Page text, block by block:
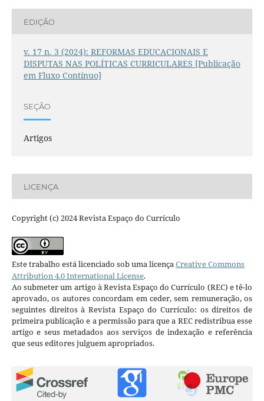
EDIÇÃO
v. 17 n. 3 (2024): REFORMAS EDUCACIONAIS E
DISPUTAS NAS POLÍTICAS CURRICULARES [Publicação
em Fluxo Contínuo]
SEÇÃO
Artigos
LICENÇA
Copyright (c) 2024 Revista Espaço do Currículo
Este trabalho está licenciado sob uma licençaCreative Commons
Attribution 4.0 International License.
Ao submeter um artigo à Revista Espaço do Currículo (REC) e tê-lo
aprovado, os autores concordam em ceder, sem remuneração, os
seguintes direitos à Revista Espaço do Currículo: os direitos de
primeira publicação e a permissão para que a REC redistribua esse
artigo e seus metadados aos serviços de indexação e referência
que seus editores julguem apropriados.